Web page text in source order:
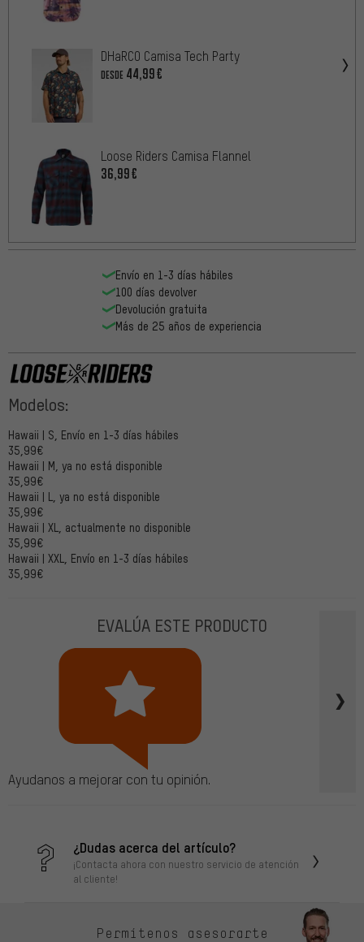
DHaRCO Camisa Tech Party
DESDE 44,99€
Loose Riders Camisa Flannel
36,99€
Envío en 1-3 días hábiles
100 días devolver
Devolución gratuita
Más de 25 años de experiencia
Loose Riders
Modelos:
Hawaii | S, Envío en 1-3 días hábiles
35,99€
Hawaii | M, ya no está disponible
35,99€
Hawaii | L, ya no está disponible
35,99€
Hawaii | XL, actualmente no disponible
35,99€
Hawaii | XXL, Envío en 1-3 días hábiles
35,99€
EVALÚA ESTE PRODUCTO
Ayudanos a mejorar con tu opinión.
¿Dudas acerca del artículo?
¡Contacta ahora con nuestro servicio de atención
al cliente!
Permítenos asesorarte